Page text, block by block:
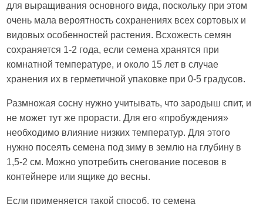
для выращивания основного вида, поскольку при этом
очень мала вероятность сохранениях всех сортовых и
видовых особенностей растения. Всхожесть семян
сохраняется 1-2 года, если семена хранятся при
комнатной температуре, и около 15 лет в случае
хранения их в герметичной упаковке при 0-5 градусов.
Размножая сосну нужно учитывать, что зародыш спит, и
не может тут же прорасти. Для его «пробуждения»
необходимо влияние низких температур. Для этого
нужно посеять семена под зиму в землю на глубину в
1,5-2 см. Можно употребить снегование посевов в
контейнере или ящике до весны.
Если применяется такой способ, то семена